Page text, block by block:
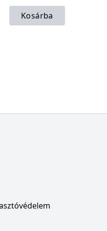
Kosárba